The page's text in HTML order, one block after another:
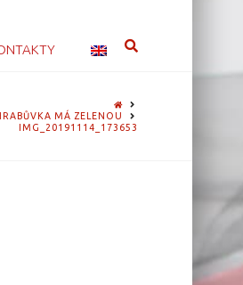
HOME
MÁ ZELENOU
IMG_20191114_173653